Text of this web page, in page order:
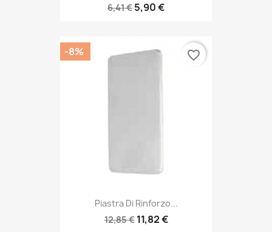
6,41 € 5,90 €
Piastra Di Rinforzo...
12,85 € 11,82 €
-8% favorite_border